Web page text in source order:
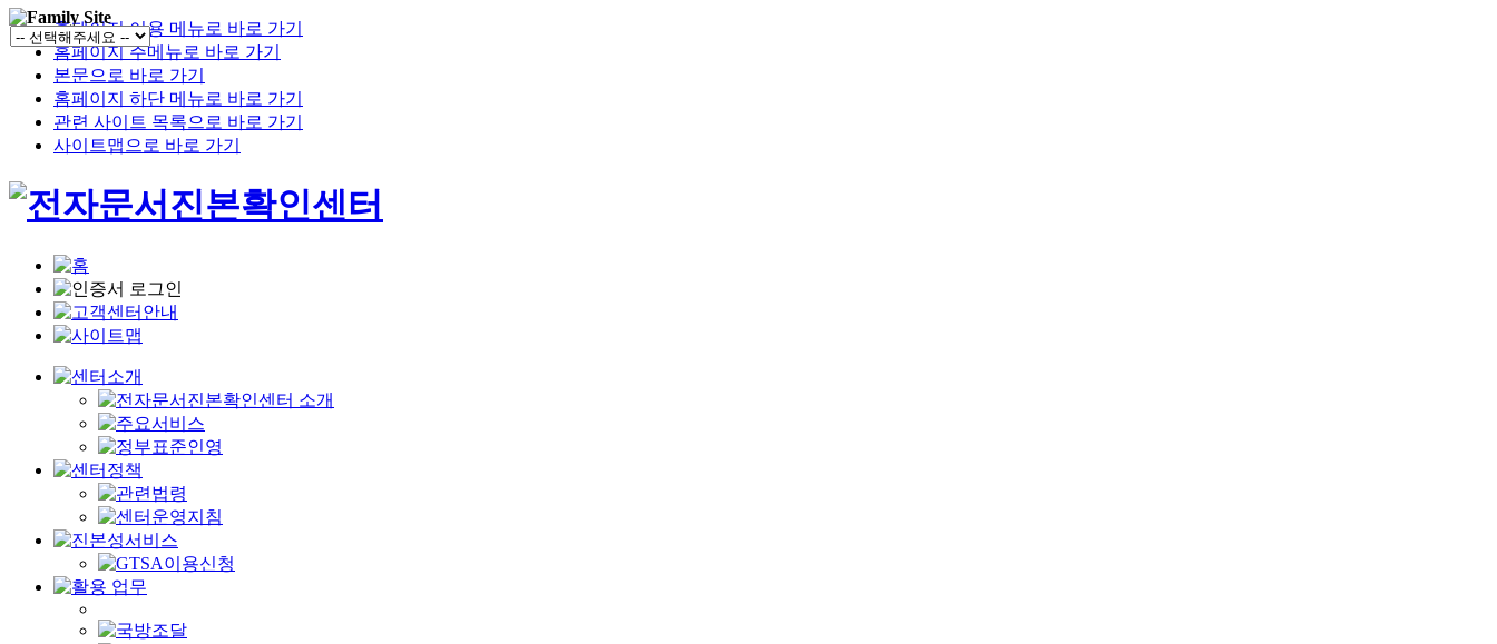
홈페이지 이용 메뉴로 바로 가기
홈페이지 주메뉴로 바로 가기
본문으로 바로 가기
홈페이지 하단 메뉴로 바로 가기
관련 사이트 목록으로 바로 가기
사이트맵으로 바로 가기